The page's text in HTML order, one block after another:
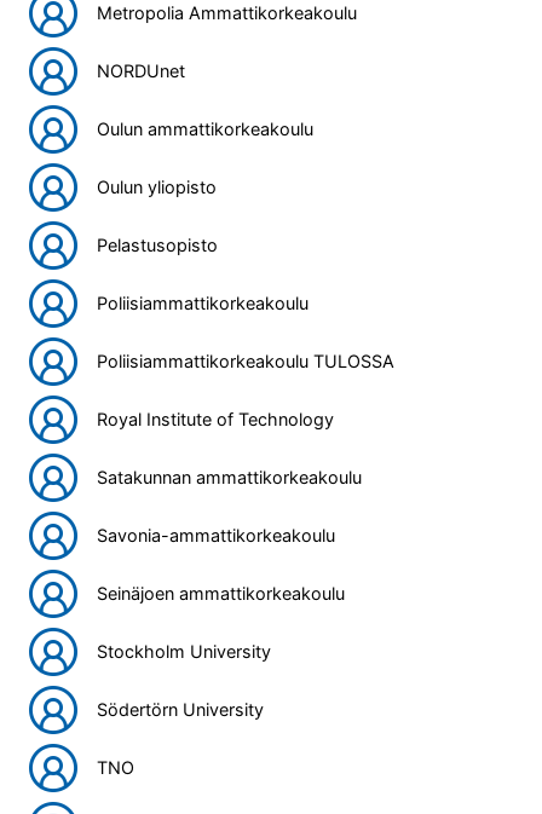
Metropolia Ammattikorkeakoulu
NORDUnet
Oulun ammattikorkeakoulu
Oulun yliopisto
Pelastusopisto
Poliisiammattikorkeakoulu
Poliisiammattikorkeakoulu TULOSSA
Royal Institute of Technology
Satakunnan ammattikorkeakoulu
Savonia-ammattikorkeakoulu
Seinäjoen ammattikorkeakoulu
Stockholm University
Södertörn University
TNO